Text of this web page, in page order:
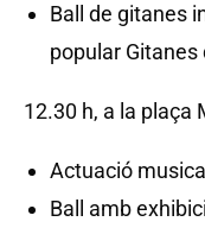
Ball de gitanes
popular Gitanes
12.30 h, a la plaça
Actuació
Ball amb